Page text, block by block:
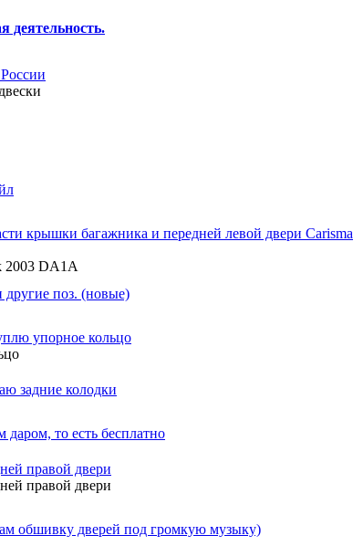
деятельность.
крышки багажника и передней левой двери Carisma
2003 DA1A
поз. (новые)
упорное кольцо
задние колодки
даром, то есть бесплатно
правой двери
правой двери
обшивку дверей под громкую музыку)